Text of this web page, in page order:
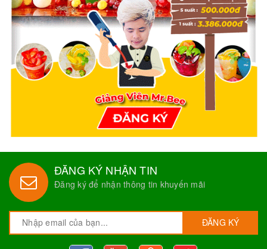
ĐĂNG KÝ NHẬN TIN
Đăng ký để nhận thông tin khuyến mãi
ĐĂNG KÝ